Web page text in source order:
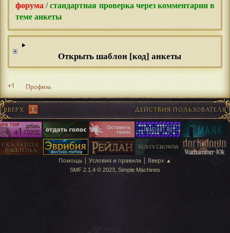
форума /стандартная проверка через комментарии в
теме анкеты
Открыть шаблон [код] анкеты
+1 Профиль
ВВЕРХ 1 ДЕЙСТВИЯ ПОЛЬЗОВАТЕЛЯ
Помощь | Условия и правила | Вверх ▲
SMF 2.1.4 © 2023, Simple Machines